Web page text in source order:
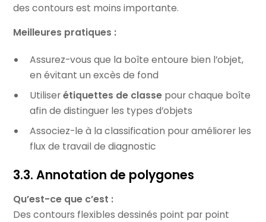
des contours est moins importante.
Meilleures pratiques :
Assurez-vous que la boîte entoure bien l’objet,
en évitant un excès de fond
Utiliserétiquettes de classepour chaque boîte
afin de distinguer les types d’objets
Associez-le à la classification pour améliorer les
flux de travail de diagnostic
3.3. Annotation de polygones
Qu’est-ce que c’est :
Des contours flexibles dessinés point par point